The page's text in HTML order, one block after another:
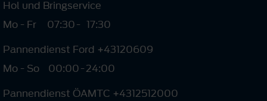
Hol und Bringservice
Mo - Fr
07:30- 17:30
Pannendienst Ford +43120609
Mo - So
00:00-24:00
Pannendienst ÖAMTC +4312512000